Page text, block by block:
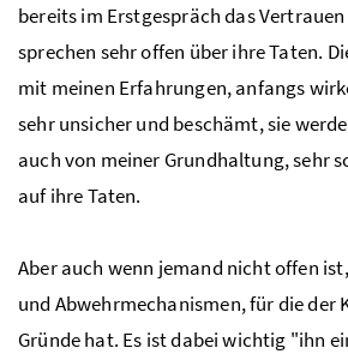
bereits im Erstgespräch das
sprechen sehr offen über ihre Taten.
mit meinen Erfahrungen, anfangs
sehr unsicher und beschämt, sie
auch von meiner Grundhaltung, sehr
auf ihre Taten.
Aber auch wenn jemand nicht offen
und Abwehrmechanismen, für die der
Gründe hat. Es ist dabei wichtig "ihn